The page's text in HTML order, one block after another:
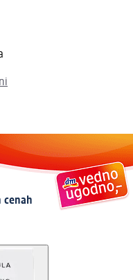
cenah